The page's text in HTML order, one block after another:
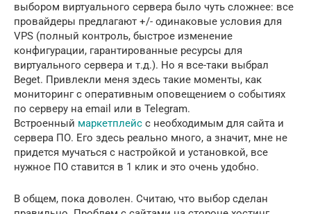
выбором виртуального сервера было чуть сложнее: все
провайдеры предлагают +/- одинаковые условия для
VPS (полный контроль, быстрое изменение
конфигурации, гарантированные ресурсы для
виртуального сервера и т.д.). Но я все-таки выбрал
Beget. Привлекли меня здесь такие моменты, как
мониторинг с оперативным оповещением о событиях
по серверу на email или в Telegram.
Встроенный маркетплейс с необходимым для сайта и
сервера ПО. Его здесь реально много, а значит, мне не
придется мучаться с настройкой и установкой, все
нужное ПО ставится в 1 клик и это очень удобно.
В общем, пока доволен. Считаю, что выбор сделан